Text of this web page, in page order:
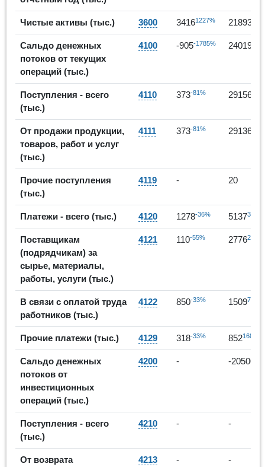
Чистые активы (тыс.) 3600 34161227% 21893
Сальдо денежных
потоков от текущих
операций (тыс.)
4100 -905-1785% 24019
Поступления - всего
(тыс.)
4110 373-81% 29156
От продажи продукции,
товаров, работ и услуг
(тыс.)
4111 373-81% 29136
Прочие поступления
(тыс.)
4119 - 20
Платежи - всего (тыс.) 4120 1278-36% 5137302%
Поставщикам
(подрядчикам) за
сырье, материалы,
работы, услуги (тыс.)
4121 110-55% 2776
В связи с оплатой труда
работников (тыс.)
4122 850-33% 150978%
Прочие платежи (тыс.) 4129 318-33% 852168%
Сальдо денежных
потоков от
инвестиционных
операций (тыс.)
4200 - -20500
Поступления - всего
(тыс.)
4210 - -
От возврата
4213 - -